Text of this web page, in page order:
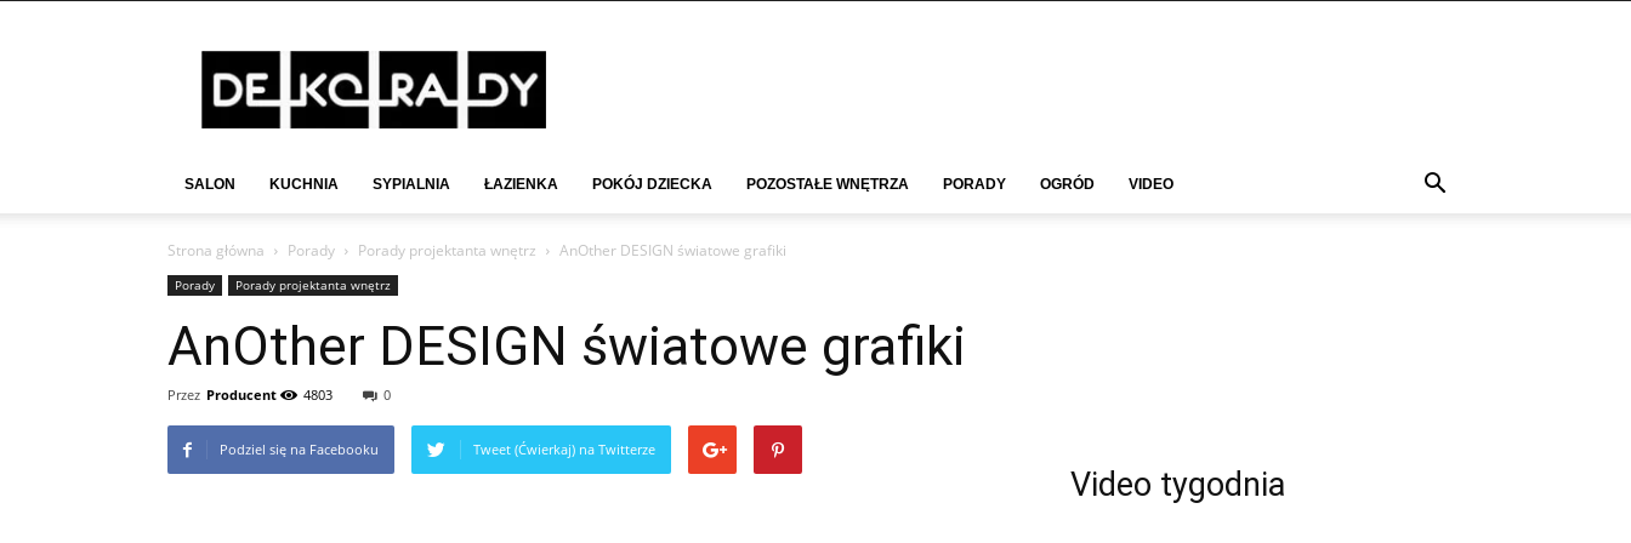
Deko-
Rady.pl
SALON KUCHNIA SYPIALNIA ŁAZIENKA POKÓJ DZIECKA POZOSTAŁE WNĘTRZA PORADY OGRÓD VIDEO
Strona główna Porady Porady projektanta wnętrz AnOther DESIGN światowe grafiki
Porady Porady projektanta wnętrz
AnOther DESIGN światowe grafiki
Przez Producent 4803 0
Podziel się na Facebooku Tweet (Ćwierkaj) na Twitterze
Video tygodnia